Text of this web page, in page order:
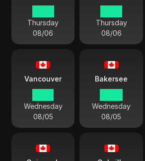
Thursday
08/06
Thursday
08/06
Vancouver
Wednesday
08/05
Bakersee
Wednesday
08/05